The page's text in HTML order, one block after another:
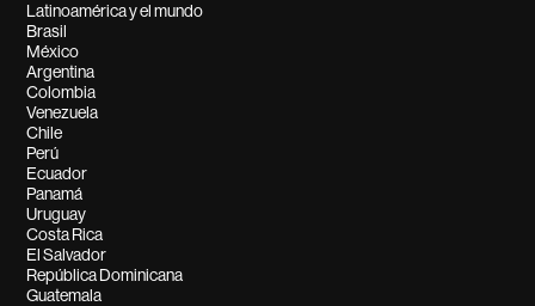
Latinoamérica y el mundo
Brasil
México
Argentina
Colombia
Venezuela
Chile
Perú
Ecuador
Panamá
Uruguay
Costa Rica
El Salvador
República Dominicana
Guatemala